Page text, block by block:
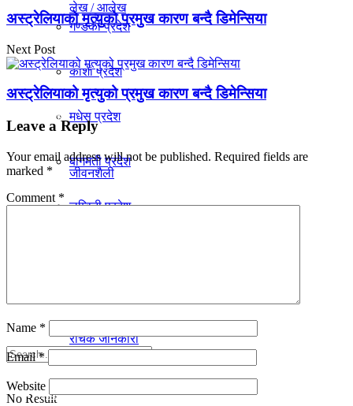
गण्डकी प्रदेश
काेशी प्रदेश
मधेस प्रदेश
बागमती प्रदेश
लुम्विनी प्रदेश
No Result
लेख / आलेख
खेलकुद समाचार
विविध
जीवनशैली
रोचक जानकारी
प्रदेश
अस्ट्रेलियाको मृत्युको प्रमुख कारण बन्दै डिमेन्सिया
Next Post
अस्ट्रेलियाको मृत्युको प्रमुख कारण बन्दै डिमेन्सिया
Leave a Reply
Your email address will not be published. Required fields are
marked *
Comment *
Name *
Email*
Website